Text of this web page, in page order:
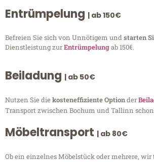
Entrümpelung | ab 150€
Befreien Sie sich von Unnötigem undstarten
Dienstleistung zurEntrümpelungab 150€.
Beiladung | ab 50€
Nutzen Sie diekosteneffiziente Optionder
Transport zwischen Bochum und Tallinn schon
Möbeltransport | ab 80€
Ob ein einzelnes Möbelstück oder mehrere,